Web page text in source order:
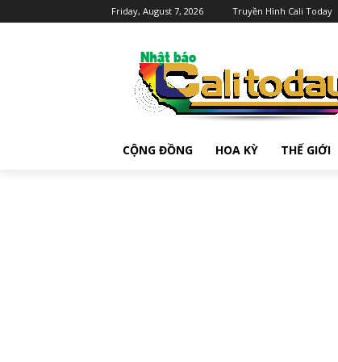
Friday, August 7, 2026 Truyền Hình Cali Today
CỘNG ĐỒNG HOA KỲ THẾ GIỚI